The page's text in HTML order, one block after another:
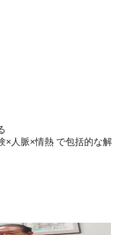
×人脈×情熱 で包括的な解